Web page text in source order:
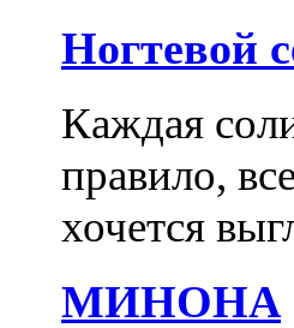
Ногтевой
Каждая
правило,
хочется
МИНОНА